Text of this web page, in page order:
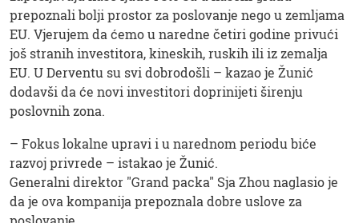
prepoznali bolji prostor za poslovanje nego u zemljama
EU. Vjerujem da ćemo u naredne četiri godine privući
još stranih investitora, kineskih, ruskih ili iz zemalja
EU. U Derventu su svi dobrodošli – kazao je Žunić
dodavši da će novi investitori doprinijeti širenju
poslovnih zona.
– Fokus lokalne upravi i u narednom periodu biće
razvoj privrede – istakao je Žunić.
Generalni direktor "Grand packa" Sja Zhou naglasio je
da je ova kompanija prepoznala dobre uslove za